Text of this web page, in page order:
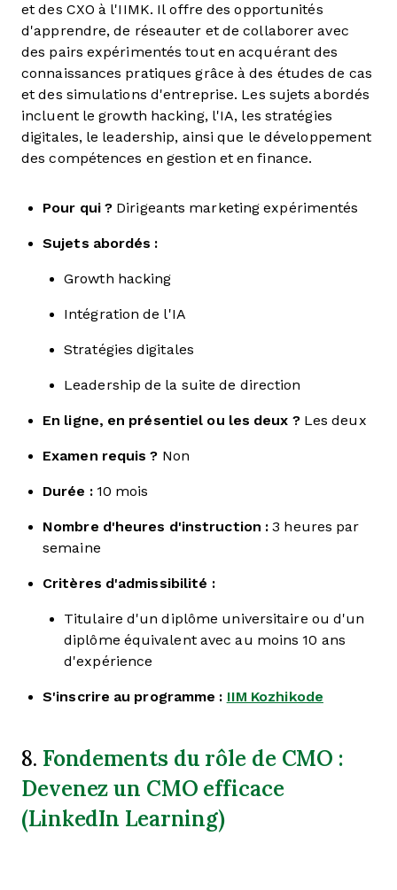
et des CXO à l'IIMK. Il offre des opportunités
d'apprendre, de réseauter et de collaborer avec
des pairs expérimentés tout en acquérant des
connaissances pratiques grâce à des études de cas
et des simulations d'entreprise. Les sujets abordés
incluent le growth hacking, l'IA, les stratégies
digitales, le leadership, ainsi que le développement
des compétences en gestion et en finance.
Pour qui ? Dirigeants marketing expérimentés
Sujets abordés :
Growth hacking
Intégration de l'IA
Stratégies digitales
Leadership de la suite de direction
En ligne, en présentiel ou les deux ?Les deux
Examen requis ? Non
Durée :10 mois
Nombre d'heures d'instruction : 3 heures par
semaine
Critères d'admissibilité :
Titulaire d'un diplôme universitaire ou d'un
diplôme équivalent avec au moins 10 ans
d'expérience
S'inscrire au programme : IIM Kozhikode
8. Fondements du rôle de CMO :
Devenez un CMO efficace
(LinkedIn Learning)